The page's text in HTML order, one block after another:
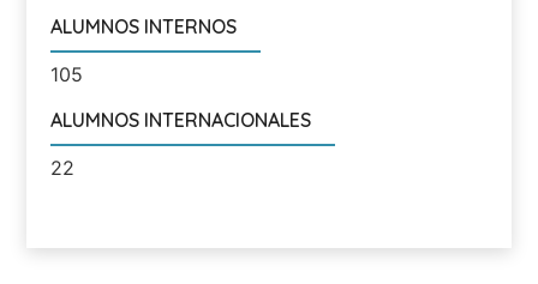
ALUMNOS INTERNOS
105
ALUMNOS INTERNACIONALES
22